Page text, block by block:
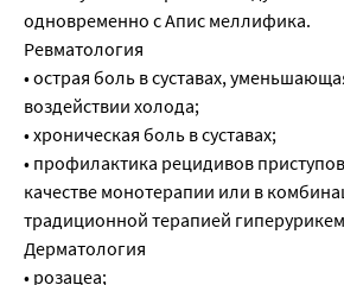
одновременно с Апис меллифика.
Ревматология
• острая боль в суставах,
воздействии холода;
• хроническая боль в суставах;
• профилактика рецидивов
качестве монотерапии или в
традиционной терапией
Дерматология
• розацеа;